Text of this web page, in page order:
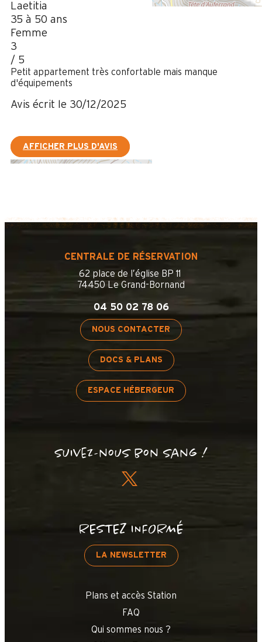
OpenStreetMap Streets
Satellite
OpenStreetMap
Laetitia
35 à 50 ans
Femme
3
/ 5
Petit appartement très confortable mais manque
d'équipements
Avis écrit le 30/12/2025
AFFICHER PLUS D'AVIS
CENTRALE DE RÉSERVATION
62 place de l’église BP 11
74450 Le Grand-Bornand
04 50 02 78 06
NOUS CONTACTER
DOCS & PLANS
ESPACE HÉBERGEUR
Suivez-nous bon sang !
RESTEZ INFORMÉ
LA NEWSLETTER
Plans et accès Station
FAQ
Qui sommes nous ?